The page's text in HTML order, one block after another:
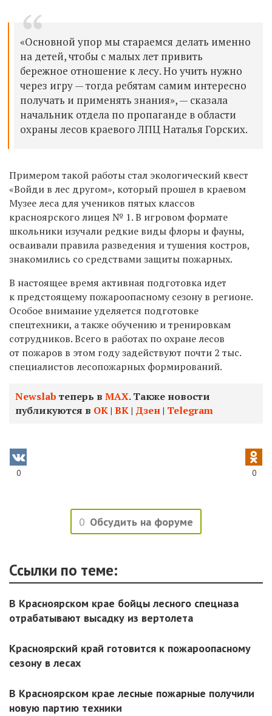
«Основной упор мы стараемся делать именно
на детей, чтобы с малых лет привить
бережное отношение к лесу. Но учить нужно
через игру — тогда ребятам самим интересно
получать и применять знания», — сказала
начальник отдела по пропаганде в области
охраны лесов краевого ЛПЦ Наталья Горских.
Примером такой работы стал экологический квест
«Войди в лес другом», который прошел в краевом
Музее леса для учеников пятых классов
красноярского лицея № 1. В игровом формате
школьники изучали редкие виды флоры и фауны,
осваивали правила разведения и тушения костров,
знакомились со средствами защиты пожарных.
В настоящее время активная подготовка идет
к предстоящему пожароопасному сезону в регионе.
Особое внимание уделяется подготовке
спецтехники, а также обучению и тренировкам
сотрудников. Всего в работах по охране лесов
от пожаров в этом году задействуют почти 2 тыс.
специалистов лесопожарных формирований.
Newslab теперь в МАХ. Также новости
публикуются в ОК| ВК| Дзен| Telegram
0 0
0 Обсудить на форуме
Ссылки по теме:
В Красноярском крае бойцы лесного спецназа
отрабатывают высадку из вертолета
Красноярский край готовится к пожароопасному
сезону в лесах
В Красноярском крае лесные пожарные получили
новую партию техники